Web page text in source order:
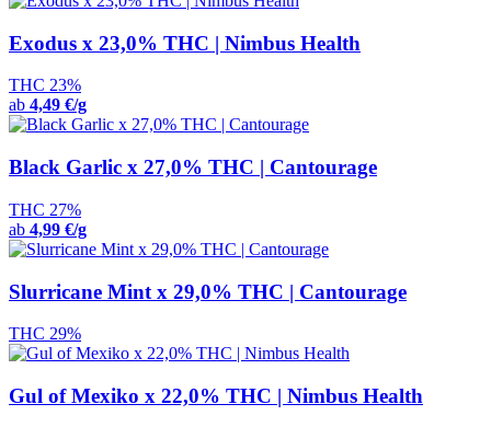
Exodus x 23,0% THC | Nimbus Health
THC 23%
ab 4,49 €/g
Black Garlic x 27,0% THC | Cantourage
THC 27%
ab 4,99 €/g
Slurricane Mint x 29,0% THC | Cantourage
THC 29%
Gul of Mexiko x 22,0% THC | Nimbus Health